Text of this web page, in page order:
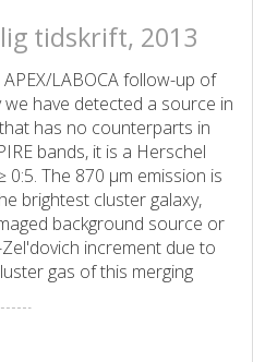
tidskrift, 2013
LABOCA follow-up of
have detected a source in
has no counterparts in
bands, it is a Herschel
The 870 μm emission is
brightest cluster galaxy,
background source or
increment due to
gas of this merging
on the observed